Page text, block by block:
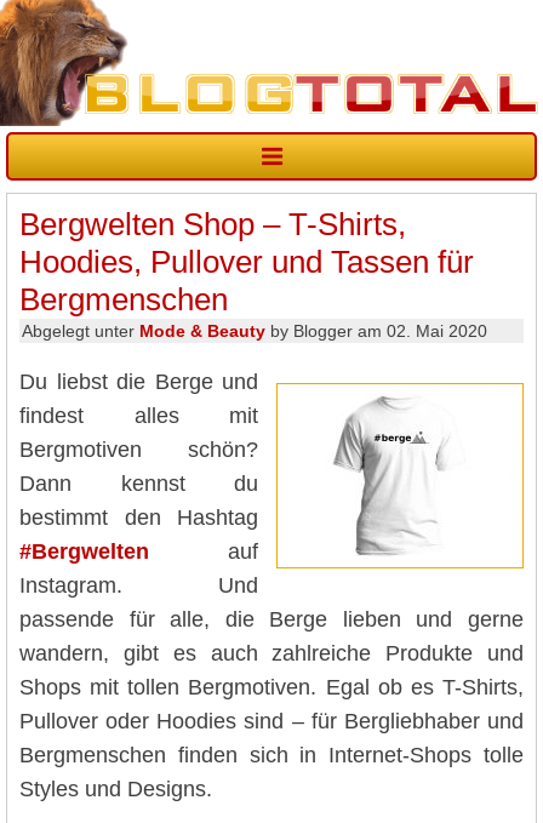
Bergwelten Shop – T-Shirts,
Hoodies, Pullover und Tassen für
Bergmenschen
Abgelegt unter Mode & Beauty by Blogger am 02. Mai 2020
Du liebst die Berge und
findest alles mit
Bergmotiven schön?
Dann kennst du
bestimmt den Hashtag
#Bergwelten auf
Instagram. Und
passende für alle, die Berge lieben und gerne
wandern, gibt es auch zahlreiche Produkte und
Shops mit tollen Bergmotiven. Egal ob es T-Shirts,
Pullover oder Hoodies sind – für Bergliebhaber und
Bergmenschen finden sich in Internet-Shops tolle
Styles und Designs.